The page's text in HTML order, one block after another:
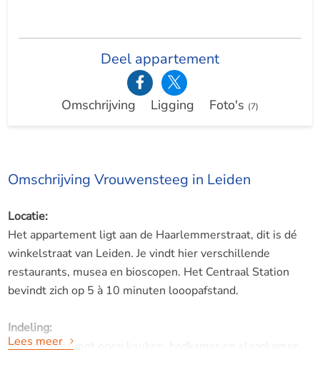
Deel appartement
Omschrijving Ligging Foto's (7)
Omschrijving Vrouwensteeg in Leiden
Locatie:
Het appartement ligt aan de Haarlemmerstraat, dit is dé
winkelstraat van Leiden. Je vindt hier verschillende
restaurants, musea en bioscopen. Het Centraal Station
bevindt zich op 5 à 10 minuten looopafstand.
Indeling:
Woonkamer met open keuken, badkamer en slaapkamer,
Lees meer